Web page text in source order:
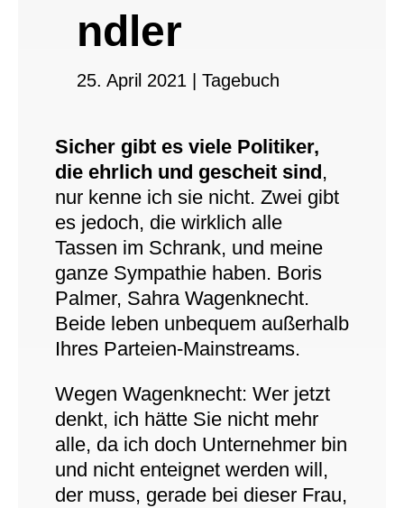
ndler
25. April 2021 Tagebuch
Sicher gibt es viele Politiker,
die ehrlich und gescheit sind,
nur kenne ich sie nicht. Zwei gibt
es jedoch, die wirklich alle
Tassen im Schrank, und meine
ganze Sympathie haben. Boris
Palmer, Sahra Wagenknecht.
Beide leben unbequem außerhalb
Ihres Parteien-Mainstreams.
Wegen Wagenknecht: Wer jetzt
denkt, ich hätte Sie nicht mehr
alle, da ich doch Unternehmer bin
und nicht enteignet werden will,
der muss, gerade bei dieser Frau,